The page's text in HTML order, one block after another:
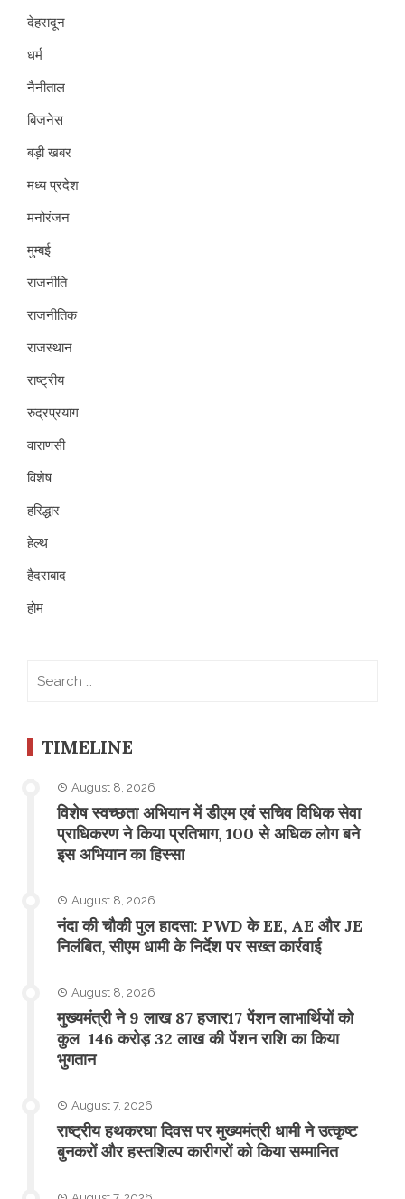
देहरादून
धर्म
नैनीताल
बिजनेस
बड़ी खबर
मध्य प्रदेश
मनोरंजन
मुम्बई
राजनीति
राजनीतिक
राजस्थान
राष्ट्रीय
रुद्रप्रयाग
वाराणसी
विशेष
हरिद्धार
हेल्थ
हैदराबाद
होम
TIMELINE
August 8, 2026
विशेष स्वच्छता अभियान में डीएम एवं सचिव विधिक सेवा
प्राधिकरण ने किया प्रतिभाग, 100 से अधिक लोग बने
इस अभियान का हिस्सा
August 8, 2026
नंदा की चौकी पुल हादसा: PWD के EE, AE और JE
निलंबित, सीएम धामी के निर्देश पर सख्त कार्रवाई
August 8, 2026
मुख्यमंत्री ने 9 लाख 87 हजार17 पेंशन लाभार्थियों को
कुल 146 करोड़ 32 लाख की पेंशन राशि का किया
भुगतान
August 7, 2026
राष्ट्रीय हथकरघा दिवस पर मुख्यमंत्री धामी ने उत्कृष्ट
बुनकरों और हस्तशिल्प कारीगरों को किया सम्मानित